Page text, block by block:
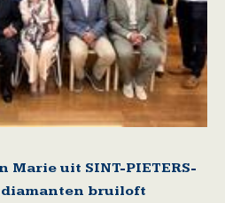
Marie uit SINT-PIETERS-
diamanten bruiloft